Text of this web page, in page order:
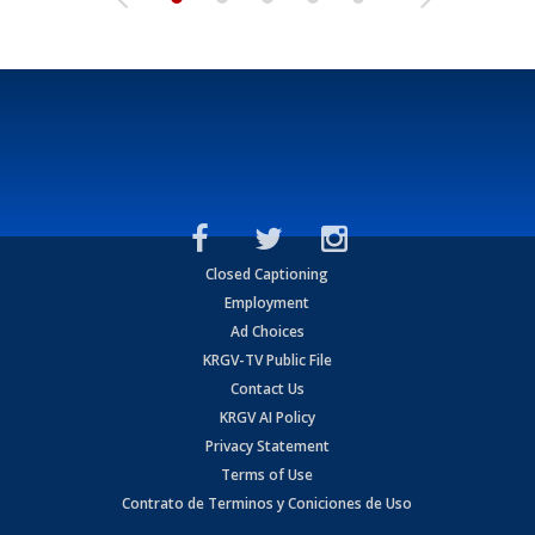
Closed Captioning
Employment
Ad Choices
KRGV-TV Public File
Contact Us
KRGV AI Policy
Privacy Statement
Terms of Use
Contrato de Terminos y Coniciones de Uso